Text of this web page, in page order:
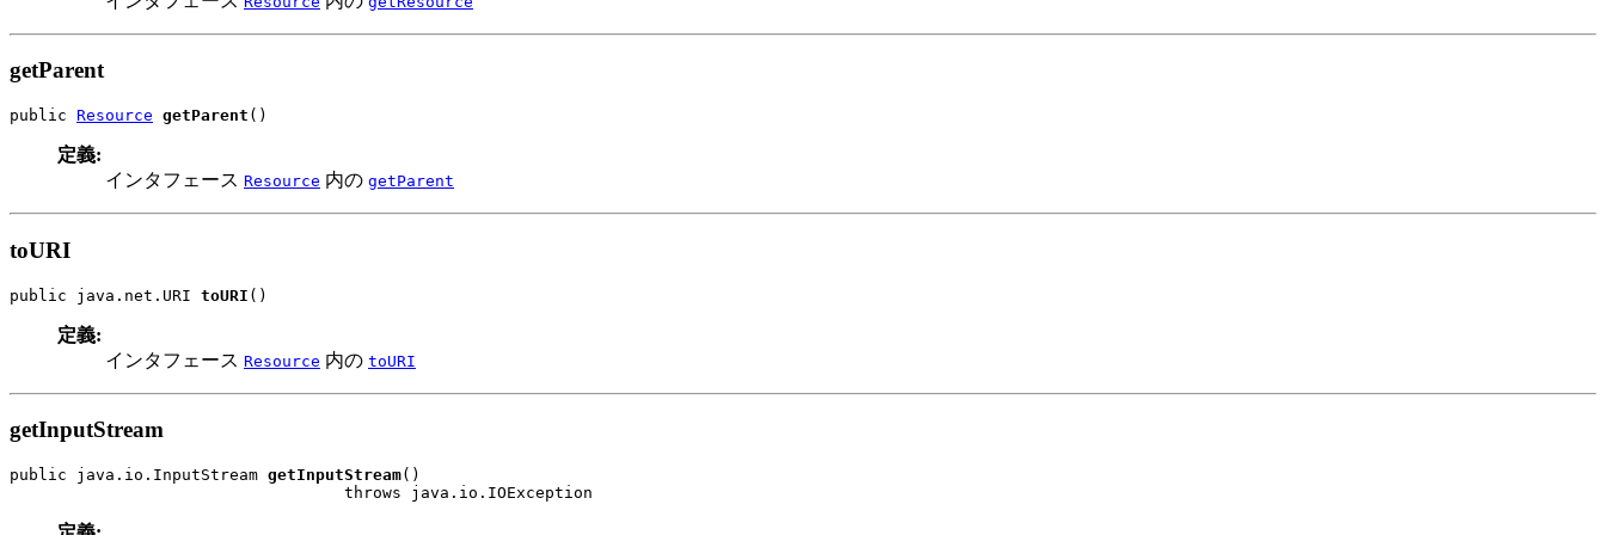
getParent
public Resource getParent ()
定義:
インタフェース Resource 内の getParent
toURI
public java.net.URI toURI ()
定義:
インタフェース Resource 内の toURI
getInputStream
public java.io.InputStream getInputStream()
                                   throws java.io.IOException